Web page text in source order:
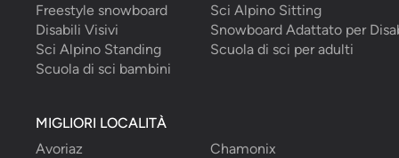
Freestyle snowboard
Sci Alpino Sitting
Disabili Visivi
Snowboard Adattato per
Sci Alpino Standing
Scuola di sci per adulti
Scuola di sci bambini
MIGLIORI LOCALITÀ
Avoriaz
Chamonix